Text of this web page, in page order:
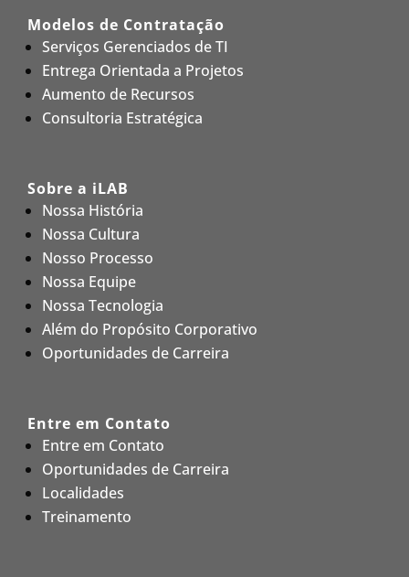
Modelos de Contratação
Serviços Gerenciados de TI
Entrega Orientada a Projetos
Aumento de Recursos
Consultoria Estratégica
Sobre a iLAB
Nossa História
Nossa Cultura
Nosso Processo
Nossa Equipe
Nossa Tecnologia
Além do Propósito Corporativo
Oportunidades de Carreira
Entre em Contato
Entre em Contato
Oportunidades de Carreira
Localidades
Treinamento